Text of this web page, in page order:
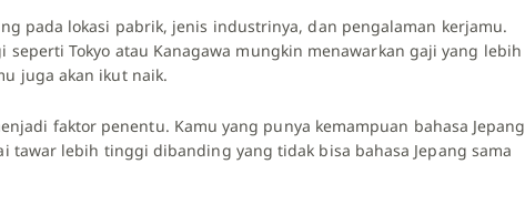
pada lokasi pabrik, jenis industrinya, dan pengalaman kerjamu.
Tokyo atau Kanagawa mungkin menawarkan gaji yang lebih
juga akan ikut naik.
faktor penentu. Kamu yang punya kemampuan bahasa Jepang
tawar lebih tinggi dibanding yang tidak bisa bahasa Jepang sama